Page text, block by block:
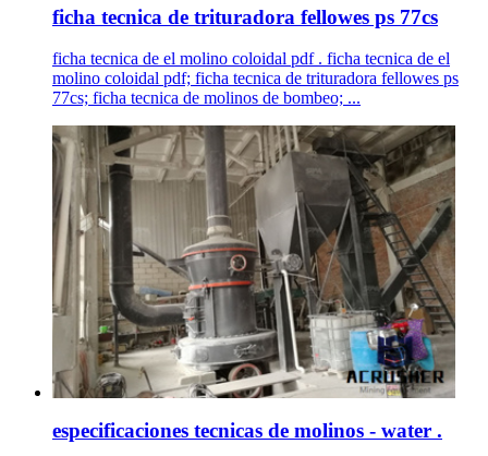
ficha tecnica de trituradora fellowes ps 77cs
ficha tecnica de el molino coloidal pdf . ficha tecnica de el
molino coloidal pdf; ficha tecnica de trituradora fellowes ps
77cs; ficha tecnica de molinos de bombeo; ...
especificaciones tecnicas de molinos - water .